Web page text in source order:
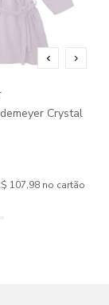
Crystal
107,98 no cartão